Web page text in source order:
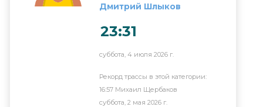
Дмитрий Шлыков
23:31
суббота, 4 июля 2026 г.
Рекорд трассы в этой категории:
16:57 Михаил Щербаков
суббота, 2 мая 2026 г.